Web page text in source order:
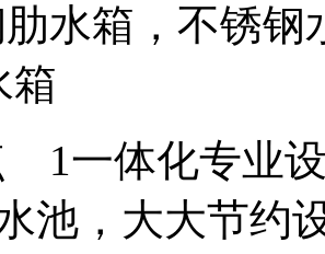
水箱，不锈钢
箱
一体化专业设
池，大大节约